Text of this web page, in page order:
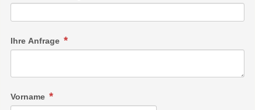
Ihre Anfrage
Vorname